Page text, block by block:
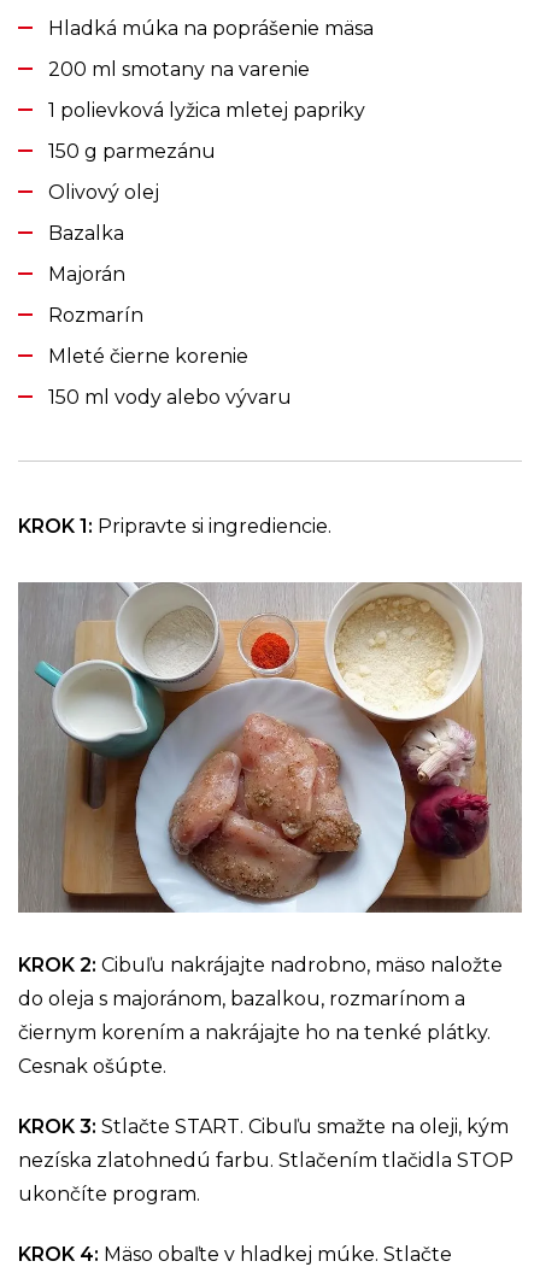
Hladká múka na poprášenie mäsa
200 ml smotany na varenie
1 polievková lyžica mletej papriky
150 g parmezánu
Olivový olej
Bazalka
Majorán
Rozmarín
Mleté čierne korenie
150 ml vody alebo vývaru
KROK 1: Pripravte si ingrediencie.
KROK 2: Cibuľu nakrájajte nadrobno, mäso naložte
do oleja s majoránom, bazalkou, rozmarínom a
čiernym korením a nakrájajte ho na tenké plátky.
Cesnak ošúpte.
KROK 3: Stlačte START. Cibuľu smažte na oleji, kým
nezíska zlatohnedú farbu. Stlačením tlačidla STOP
ukončíte program.
KROK 4: Mäso obaľte v hladkej múke. Stlačte